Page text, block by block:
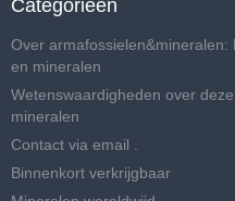
Categorieën
Over
en mineralen
Wetenswaardigheden over
mineralen
Contact via email .
Binnenkort verkrijgbaar